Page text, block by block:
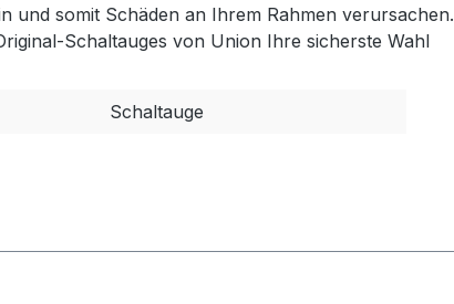
und somit Schäden an Ihrem Rahmen verursachen.
Schaltauges von Union Ihre sicherste Wahl
Schaltauge